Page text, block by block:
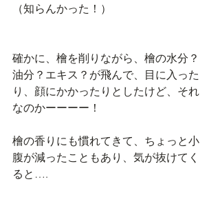
（知らんかった！）
確かに、檜を削りながら、檜の水分？
油分？エキス？が飛んで、目に入った
り、顔にかかったりとしたけど、それ
なのかーーーー！
檜の香りにも慣れてきて、ちょっと小
腹が減ったこともあり、気が抜けてく
ると….